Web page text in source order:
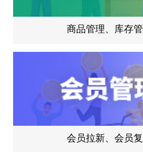
商品管理、库存
会员拉新、会员